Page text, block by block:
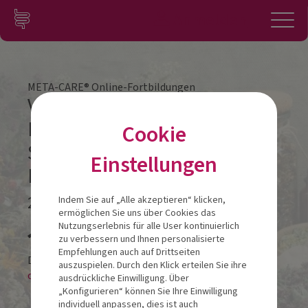
Zum Inhalt springen
Konto
META-CARE® Online-Fortbildungen
Vitamin D und
Darmgesundheit –
Sonnenenergie für das
Immunsystem
25.01.2023
Diese Veranstaltung findet als
online-LIVESTREAM statt.
Cookie
Einstellungen
Indem Sie auf „Alle akzeptieren“ klicken,
ermöglichen Sie uns über Cookies das
Nutzungserlebnis für alle User kontinuierlich
zu verbessern und Ihnen personalisierte
Empfehlungen auch auf Drittseiten
auszuspielen. Durch den Klick erteilen Sie ihre
ausdrückliche Einwilligung. Über
„Konfigurieren“ können Sie Ihre Einwilligung
individuell anpassen, dies ist auch